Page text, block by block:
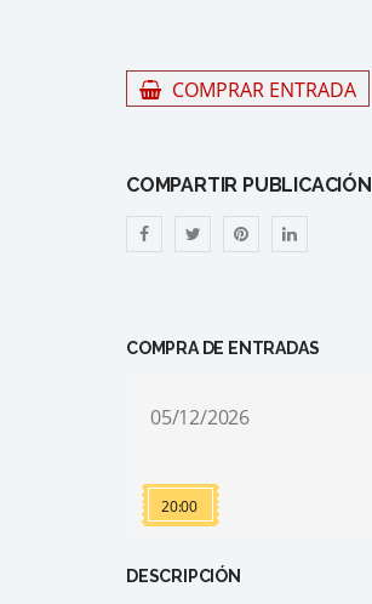
COMPRAR ENTRADA
COMPARTIR PUBLICACIÓN
COMPRA DE ENTRADAS
05/12/2026
20:00
DESCRIPCIÓN